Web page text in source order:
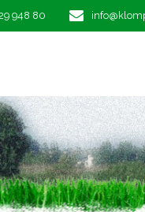
948 80